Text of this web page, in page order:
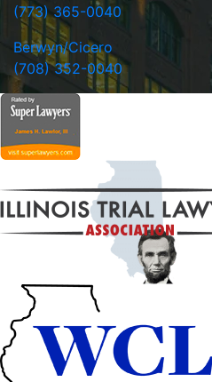
(773) 365-0040
Berwyn/Cicero
(708) 352-0040